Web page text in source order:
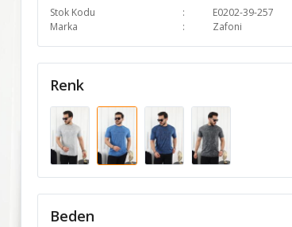
Stok Kodu
E0202-39-257
Marka
Zafoni
Renk
Beden